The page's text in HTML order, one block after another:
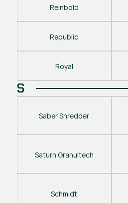
Reinbold
Republic
Royal
S
Saber Shredder
Saturn Granultech
Schmidt